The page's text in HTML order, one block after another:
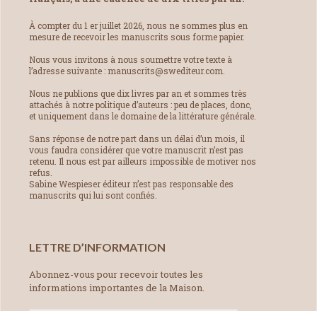
À compter du 1 er juillet 2026, nous ne sommes plus en
mesure de recevoir les manuscrits sous forme papier.
Nous vous invitons à nous soumettre votre texte à
l’adresse suivante : manuscrits@swediteur.com.
Nous ne publions que dix livres par an et sommes très
attachés à notre politique d’auteurs : peu de places, donc,
et uniquement dans le domaine de la littérature générale.
Sans réponse de notre part dans un délai d’un mois, il
vous faudra considérer que votre manuscrit n’est pas
retenu. Il nous est par ailleurs impossible de motiver nos
refus.
Sabine Wespieser éditeur n’est pas responsable des
manuscrits qui lui sont confiés.
LETTRE D’INFORMATION
Abonnez-vous pour recevoir toutes les
informations importantes de la Maison.